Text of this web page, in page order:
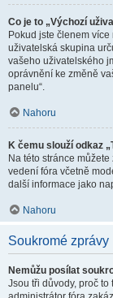
Co je to „Výchozí
Pokud jste členem
uživatelská skupina
vašeho uživatelského
oprávnění ke změně
panelu“.
Nahoru
K čemu slouží odkaz
Na této stránce
vedení fóra včetně
další informace jako
Nahoru
Soukromé zprávy
Nemůžu posílat
Jsou tři důvody, proč